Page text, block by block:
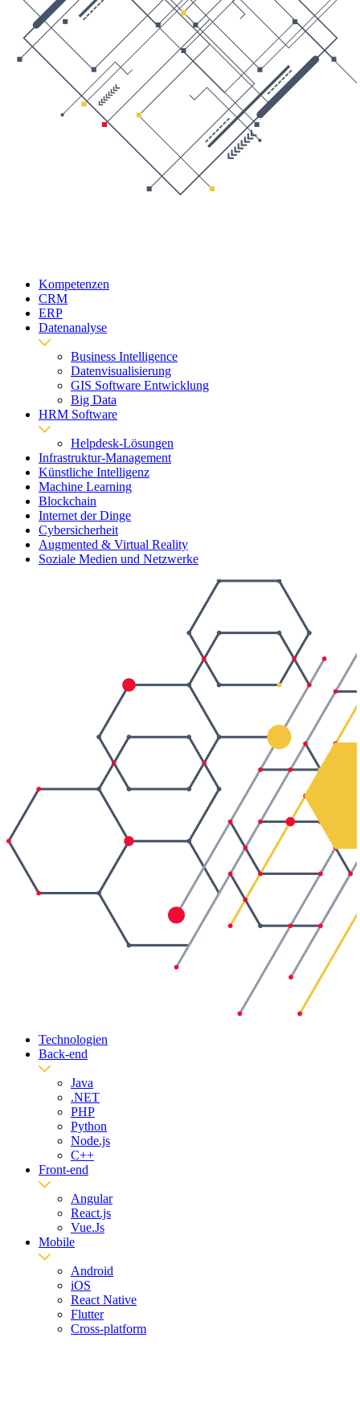
Kompetenzen
CRM
ERP
Datenanalyse
Business Intelligence
Datenvisualisierung
GIS Software Entwicklung
Big Data
HRM Software
Helpdesk-Lösungen
Infrastruktur-Management
Künstliche Intelligenz
Machine Learning
Blockchain
Internet der Dinge
Cybersicherheit
Augmented & Virtual Reality
Soziale Medien und Netzwerke
Technologien
Back-end
Java
.NET
PHP
Python
Node.js
C++
Front-end
Angular
React.js
Vue.Js
Mobile
Android
iOS
React Native
Flutter
Cross-platform